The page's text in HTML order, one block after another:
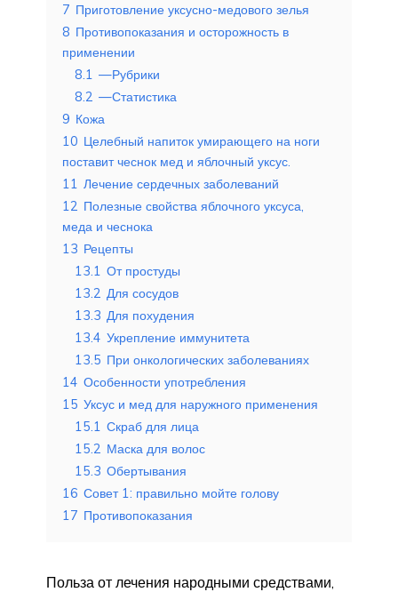
7 Приготовление уксусно-медового зелья
8 Противопоказания и осторожность в
применении
8.1 —Рубрики
8.2 —Статистика
9 Кожа
10 Целебный напиток умирающего на ноги
поставит чеснок мед и яблочный уксус.
11 Лечение сердечных заболеваний
12 Полезные свойства яблочного уксуса,
меда и чеснока
13 Рецепты
13.1 От простуды
13.2 Для сосудов
13.3 Для похудения
13.4 Укрепление иммунитета
13.5 При онкологических заболеваниях
14 Особенности употребления
15 Уксус и мед для наружного применения
15.1 Скраб для лица
15.2 Маска для волос
15.3 Обертывания
16 Совет 1: правильно мойте голову
17 Противопоказания
Польза от лечения народными средствами,